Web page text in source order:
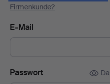
Firmenkunde?
E-Mail
Passwort